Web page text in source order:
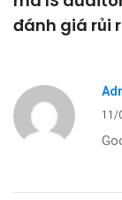
đánh giá rủi
11/